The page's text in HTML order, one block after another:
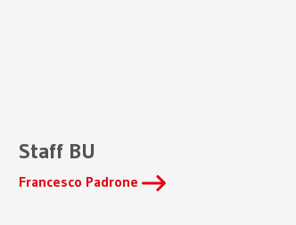
Staff BU
Francesco Padrone